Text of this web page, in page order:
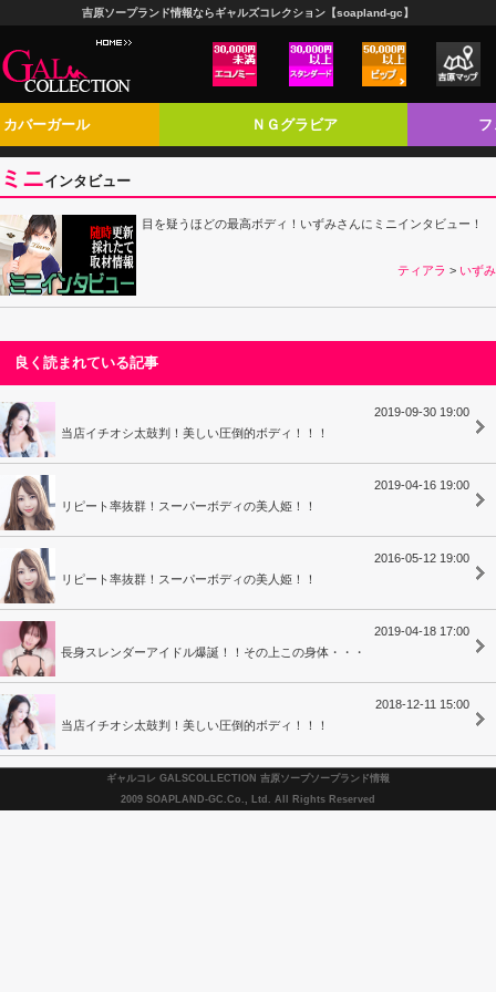
吉原ソープランド情報ならギャルズコレクション【soapland-gc】
カバーガール ＮＧグラビア
ミニインタビュー
目を疑うほどの最高ボディ！いずみさんにミニインタビュー！
ティアラ > いずみ
良く読まれている記事
2019-09-30 19:00
当店イチオシ太鼓判！美しい圧倒的ボディ！！！
2019-04-16 19:00
リピート率抜群！スーパーボディの美人姫！！
2016-05-12 19:00
リピート率抜群！スーパーボディの美人姫！！
2019-04-18 17:00
長身スレンダーアイドル爆誕！！その上この身体・・・
2018-12-11 15:00
当店イチオシ太鼓判！美しい圧倒的ボディ！！！
ギャルコレ GALSCOLLECTION 吉原ソープソープランド情報
2009 SOAPLAND-GC.Co., Ltd. All Rights Reserved